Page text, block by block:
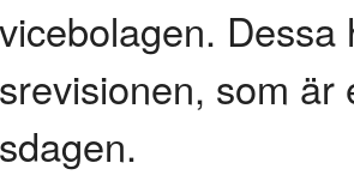
som